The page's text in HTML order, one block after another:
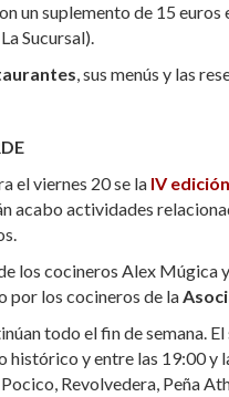
un suplemento de 15
Sucursal).
, sus menús y las
el viernes 20 se la IV
acabo actividades
los cocineros Alex Múgica
por los cocineros de la
todo el fin de semana.
histórico y entre las 19:00 y
Revolvedera, Peña